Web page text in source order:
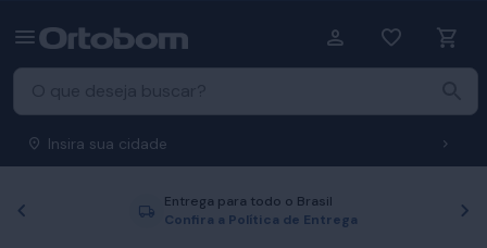
Insira sua cidade
Entrega para todo o Brasil
Confira a Política de Entrega
Anterior